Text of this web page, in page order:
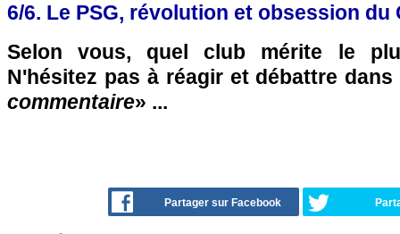
6/6. Le PSG, révolution et obsession du
Selon vous, quel club mérite le
N'hésitez pas à réagir et débattre dans
commentaire» ...
Partager sur Facebook